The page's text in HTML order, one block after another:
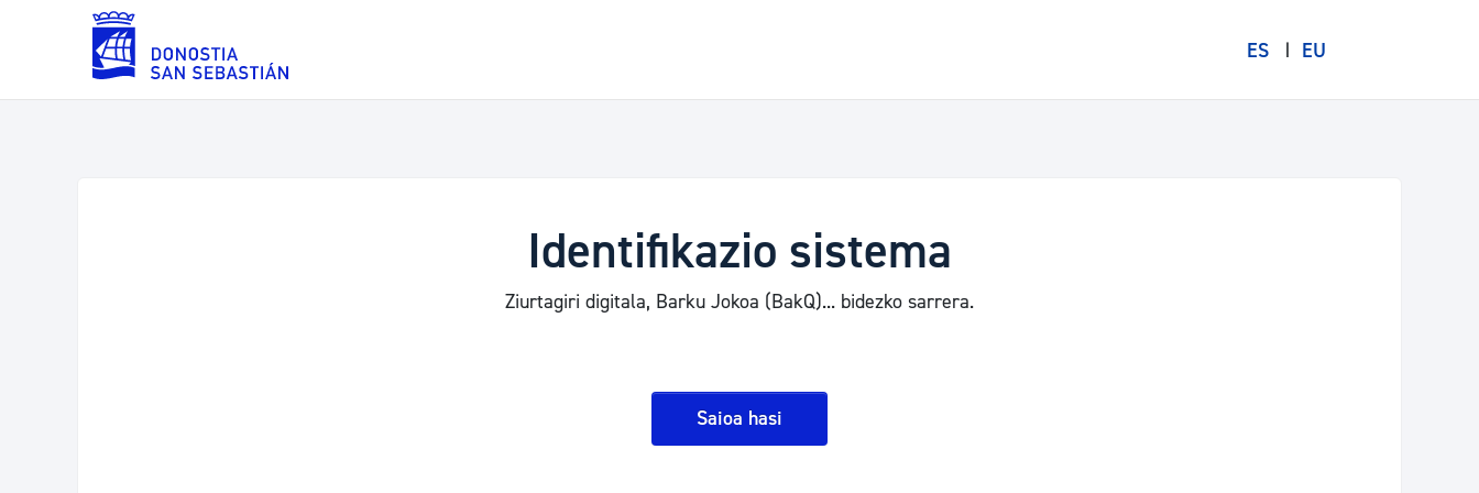
ES EU
Identifikazio sistema
Ziurtagiri digitala, Barku Jokoa (BakQ)... bidezko sarrera.
Saioa hasi